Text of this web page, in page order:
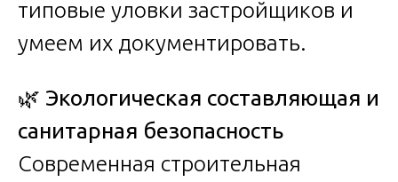
типовые уловки застройщиков и
умеем их документировать.
🌿 Экологическая составляющая и
санитарная безопасность
Современная строительная